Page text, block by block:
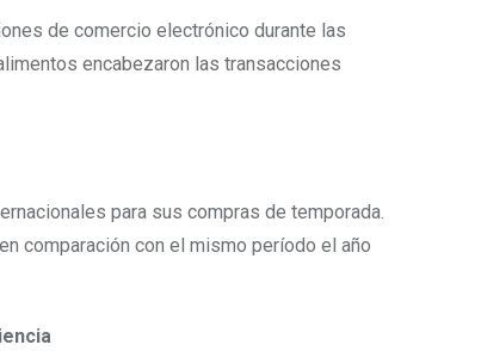
de comercio electrónico durante las
encabezaron las transacciones
para sus compras de temporada.
comparación con el mismo período el año